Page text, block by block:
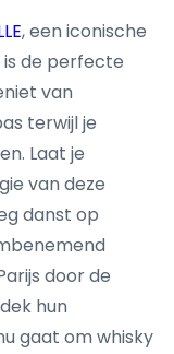
, een iconische
is de perfecte
van
terwijl je
Laat je
van deze
danst op
door de
hun
gaat om whisky